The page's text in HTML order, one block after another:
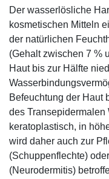
Der wasserlösliche
kosmetischen Mitteln
der natürlichen
(Gehalt zwischen 7 %
Haut bis zur Hälfte
Befeuchtung der Haut
des Transepidermalen
keratoplastisch, in
wird daher auch zur
(Schuppenflechte)
(Neurodermitis)